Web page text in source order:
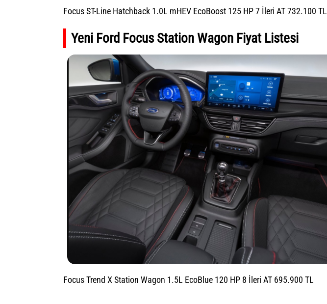
Focus ST-Line Hatchback 1.0L mHEV EcoBoost 125 HP 7 İleri AT 732.100 TL
Yeni Ford Focus Station Wagon Fiyat Listesi
Focus Trend X Station Wagon 1.5L EcoBlue 120 HP 8 İleri AT 695.900 TL